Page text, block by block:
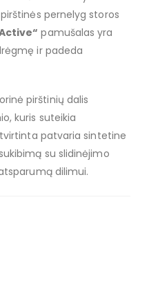
pernelyg storos
pamušalas yra
ir padeda
pirštinių dalis
kuris suteikia
patvaria sintetine
su slidinėjimo
dilimui.